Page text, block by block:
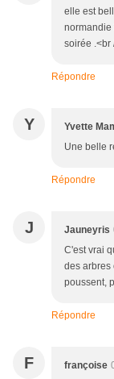
elle est
normandie
soirée .<br
Répondre
Y Yvette
Une belle
Répondre
J Jauneyris
C'est vrai
des arbres
poussent,
Répondre
F françoise